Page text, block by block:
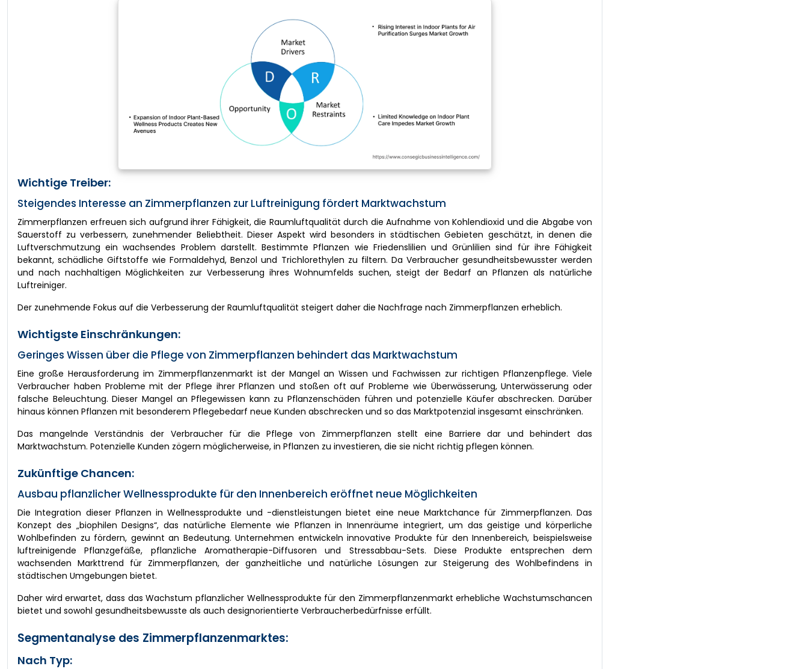
Wichtige Treiber:
Steigendes Interesse an Zimmerpflanzen zur Luftreinigung fördert Marktwachstum
Zimmerpflanzen erfreuen sich aufgrund ihrer Fähigkeit, die Raumluftqualität durch die Aufnahme von Kohlendioxid und die Abgabe von
Sauerstoff zu verbessern, zunehmender Beliebtheit. Dieser Aspekt wird besonders in städtischen Gebieten geschätzt, in denen die
Luftverschmutzung ein wachsendes Problem darstellt. Bestimmte Pflanzen wie Friedenslilien und Grünlilien sind für ihre Fähigkeit
bekannt, schädliche Giftstoffe wie Formaldehyd, Benzol und Trichlorethylen zu filtern. Da Verbraucher gesundheitsbewusster werden
und nach nachhaltigen Möglichkeiten zur Verbesserung ihres Wohnumfelds suchen, steigt der Bedarf an Pflanzen als natürliche
Luftreiniger.
Der zunehmende Fokus auf die Verbesserung der Raumluftqualität steigert daher die Nachfrage nach Zimmerpflanzen erheblich.
Wichtigste Einschränkungen:
Geringes Wissen über die Pflege von Zimmerpflanzen behindert das Marktwachstum
Eine große Herausforderung im Zimmerpflanzenmarkt ist der Mangel an Wissen und Fachwissen zur richtigen Pflanzenpflege. Viele
Verbraucher haben Probleme mit der Pflege ihrer Pflanzen und stoßen oft auf Probleme wie Überwässerung, Unterwässerung oder
falsche Beleuchtung. Dieser Mangel an Pflegewissen kann zu Pflanzenschäden führen und potenzielle Käufer abschrecken. Darüber
hinaus können Pflanzen mit besonderem Pflegebedarf neue Kunden abschrecken und so das Marktpotenzial insgesamt einschränken.
Das mangelnde Verständnis der Verbraucher für die Pflege von Zimmerpflanzen stellt eine Barriere dar und behindert das
Marktwachstum. Potenzielle Kunden zögern möglicherweise, in Pflanzen zu investieren, die sie nicht richtig pflegen können.
Zukünftige Chancen:
Ausbau pflanzlicher Wellnessprodukte für den Innenbereich eröffnet neue Möglichkeiten
Die Integration dieser Pflanzen in Wellnessprodukte und -dienstleistungen bietet eine neue Marktchance für Zimmerpflanzen. Das
Konzept des „biophilen Designs“, das natürliche Elemente wie Pflanzen in Innenräume integriert, um das geistige und körperliche
Wohlbefinden zu fördern, gewinnt an Bedeutung. Unternehmen entwickeln innovative Produkte für den Innenbereich, beispielsweise
luftreinigende Pflanzgefäße, pflanzliche Aromatherapie-Diffusoren und Stressabbau-Sets. Diese Produkte entsprechen dem
wachsenden Markttrend für Zimmerpflanzen, der ganzheitliche und natürliche Lösungen zur Steigerung des Wohlbefindens in
städtischen Umgebungen bietet.
Daher wird erwartet, dass das Wachstum pflanzlicher Wellnessprodukte für den Zimmerpflanzenmarkt erhebliche Wachstumschancen
bietet und sowohl gesundheitsbewusste als auch designorientierte Verbraucherbedürfnisse erfüllt.
Segmentanalyse des Zimmerpflanzenmarktes:
Nach Typ: